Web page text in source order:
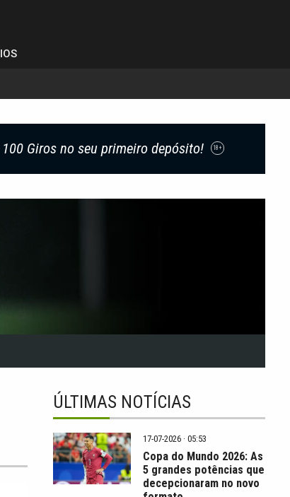
Giros no seu primeiro depósito! 18+
ÚLTIMAS NOTÍCIAS
17-07-2026 · 05:53
Copa do Mundo 2026: As
5 grandes potências que
decepcionaram no novo